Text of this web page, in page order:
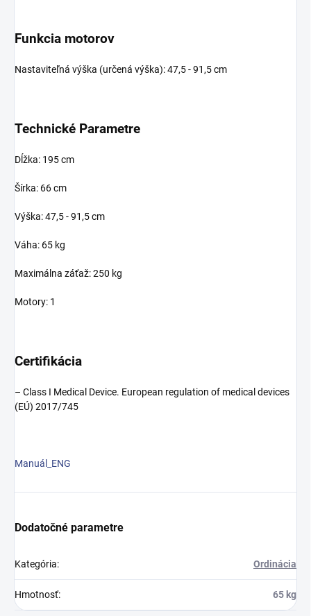
Funkcia motorov
Nastaviteľná výška (určená výška): 47,5 - 91,5 cm
Technické Parametre
Dĺžka: 195 cm
Šírka: 66 cm
Výška: 47,5 - 91,5 cm
Váha: 65 kg
Maximálna záťaž: 250 kg
Motory: 1
Certifikácia
– Class I Medical Device. European regulation of medical devices
(EÚ) 2017/745
Manuál_ENG
Dodatočné parametre
Kategória: Ordinácia
Hmotnosť: 65 kg